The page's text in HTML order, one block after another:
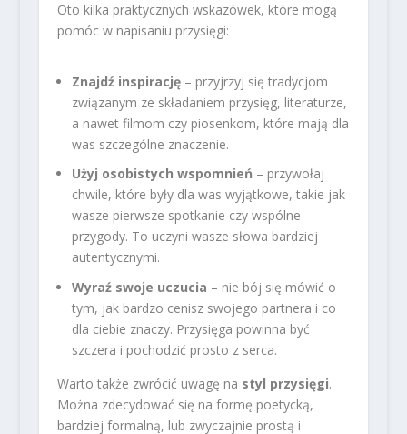
Oto kilka praktycznych wskazówek, które mogą
pomóc w napisaniu przysięgi:
Znajdź inspirację– przyjrzyj się tradycjom
związanym ze składaniem przysięg, literaturze,
a nawet filmom czy piosenkom, które mają dla
was szczególne znaczenie.
Użyj osobistych wspomnień – przywołaj
chwile, które były dla was wyjątkowe, takie jak
wasze pierwsze spotkanie czy wspólne
przygody. To uczyni wasze słowa bardziej
autentycznymi.
Wyraź swoje uczucia – nie bój się mówić o
tym, jak bardzo cenisz swojego partnera i co
dla ciebie znaczy. Przysięga powinna być
szczera i pochodzić prosto z serca.
Warto także zwrócić uwagę na styl przysięgi.
Można zdecydować się na formę poetycką,
bardziej formalną, lub zwyczajnie prostą i